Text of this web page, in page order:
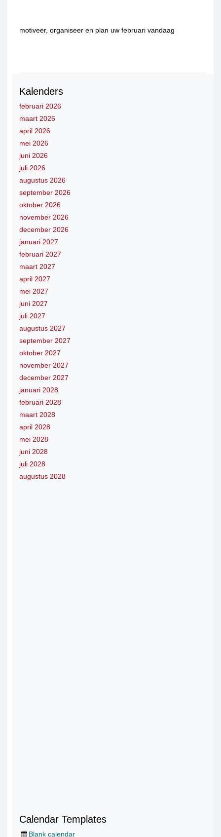
motiveer, organiseer en plan uw februari vandaag
Kalenders
februari 2026
maart 2026
april 2026
mei 2026
juni 2026
juli 2026
augustus 2026
september 2026
oktober 2026
november 2026
december 2026
januari 2027
februari 2027
maart 2027
april 2027
mei 2027
juni 2027
juli 2027
augustus 2027
september 2027
oktober 2027
november 2027
december 2027
januari 2028
februari 2028
maart 2028
april 2028
mei 2028
juni 2028
juli 2028
augustus 2028
Calendar Templates
Blank calendar